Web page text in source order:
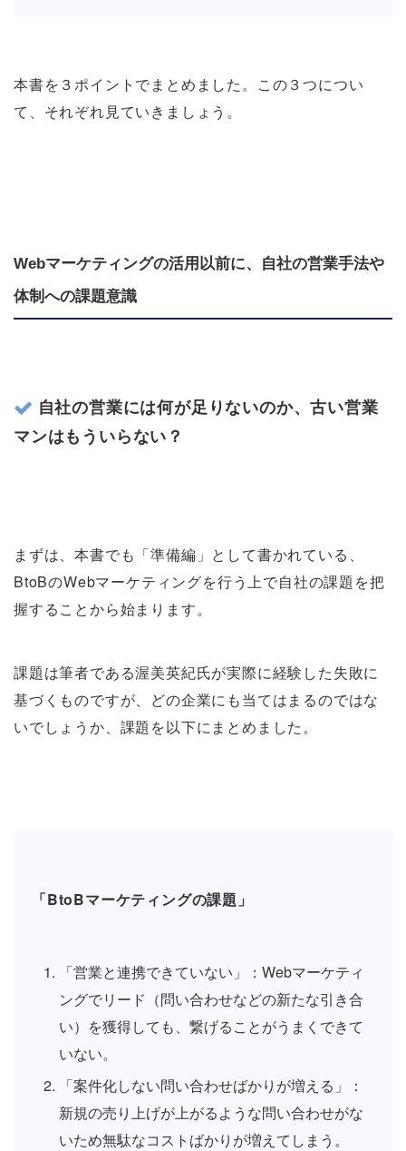
本書を３ポイントでまとめました。この３つについ
て、それぞれ見ていきましょう。
Webマーケティングの活用以前に、自社の営業手法や
体制への課題意識
自社の営業には何が足りないのか、古い営業
マンはもういらない？
まずは、本書でも「準備編」として書かれている、
BtoBのWebマーケティングを行う上で自社の課題を把
握することから始まります。
課題は筆者である渥美英紀氏が実際に経験した失敗に
基づくものですが、どの企業にも当てはまるのではな
いでしょうか、課題を以下にまとめました。
「BtoBマーケティングの課題」
「営業と連携できていない」：Webマーケティ
ングでリード（問い合わせなどの新たな引き合
い）を獲得しても、繋げることがうまくできて
いない。
「案件化しない問い合わせばかりが増える」：
新規の売り上げが上がるような問い合わせがな
いため無駄なコストばかりが増えてしまう。